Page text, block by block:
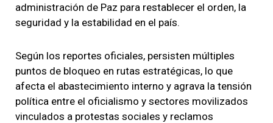
administración de Paz para restablecer el orden, la
seguridad y la estabilidad en el país.
Según los reportes oficiales, persisten múltiples
puntos de bloqueo en rutas estratégicas, lo que
afecta el abastecimiento interno y agrava la tensión
política entre el oficialismo y sectores movilizados
vinculados a protestas sociales y reclamos